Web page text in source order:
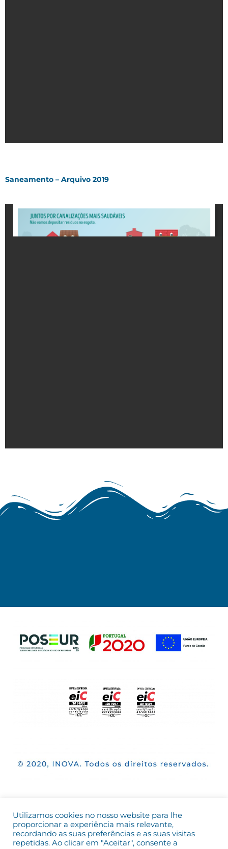
Saneamento – Arquivo 2019
Utilizamos cookies no nosso website para lhe
proporcionar a experiência mais relevante,
recordando as suas preferências e as suas visitas
repetidas. Ao clicar em "Aceitar", consente a